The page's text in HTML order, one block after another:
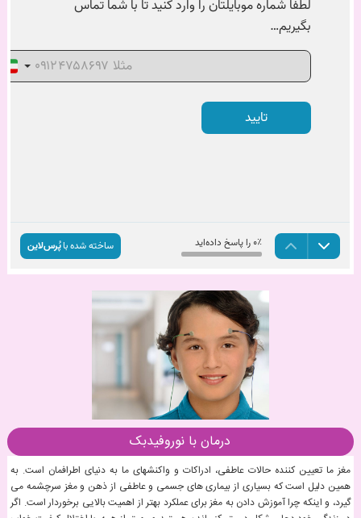
درمان با نوروفیدبک
مغز ما تعیین کننده حالات عاطفی، ادراکات و واکنشهای ما به دنیای اطرافمان است. به
همین دلیل است که بسیاری از بیماری های جسمی و عاطفی از ذهن و مغز سرچشمه می
گیرد، و اینکه چرا آموزش دادن به مغز برای عملکرد بهتر از اهمیت بالایی برخوردار است. اگر